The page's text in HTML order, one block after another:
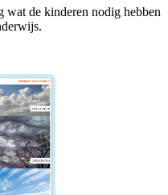
wat de kinderen nodig hebben